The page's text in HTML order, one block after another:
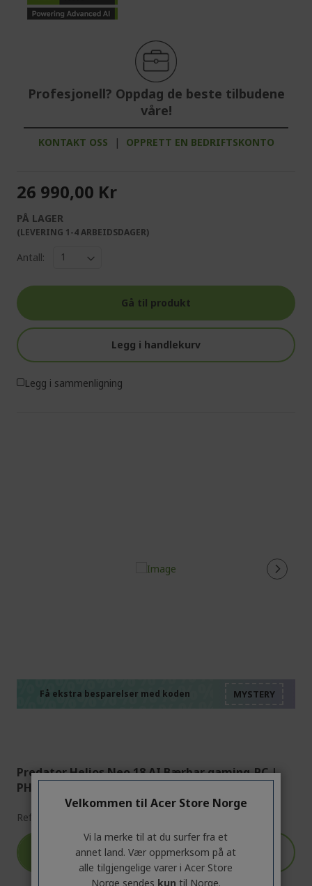
Profesjonell? Oppdag de beste tilbudene
våre!
KONTAKT OSS | OPPRETT EN BEDRIFTSKONTO
26 990,00 Kr
PÅ LAGER
(LEVERING 1-4 ARBEIDSDAGER)
Antall:
Gå til produkt
Legg i handlekurv
Legg i sammenligning
Få ekstra besparelser med koden
Predator Helios Neo 18 AI Bærbar gaming-PC |
PHN18-72 | Svart
Ref.
RABATT
beregnes automatisk i
handlekurven
Velkommen til Acer Store Norge
Vi la merke til at du surfer fra et
annet land. Vær oppmerksom på at
alle tilgjengelige varer i Acer Store
Norge sendes kun til Norge.